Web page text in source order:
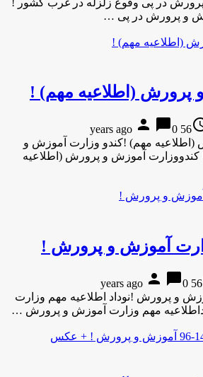
و پرورش در پی …
پرورش (اطلاعیه مهم) !
56 years ago
person chat_bubble0
مهم) !کندو وزارت آموزش و
آموزش و پرورش (اطلاعیه
آموزش و پرورش !
56 years ago
person chat_bubble0
و پرورش !نوداد اطلاعیه مهم وزارت
مهم وزارت آموزش و پرورش …